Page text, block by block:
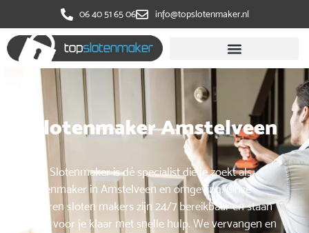
‭06 40 51 65 06 info@topslotenmaker.nl
Slotenmaker Amstelveen
Top Slotenmaker is dé specialist die je zoekt als
slotenmaker in Amstelveen en omgeving. Onze
ervaren sloten makers zijn 24/7 bereikbaar en staan
altijd voor je klaar met snelle hulp. We vervangen en